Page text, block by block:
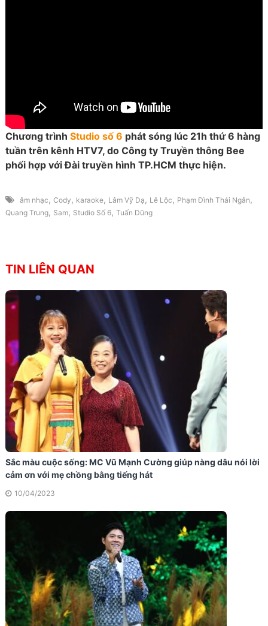
Chương trình Studio số 6 phát sóng lúc 21h thứ 6 hàng
tuần trên kênh HTV7, do Công ty Truyền thông Bee
phối hợp với Đài truyền hình TP.HCM thực hiện.
âm nhạc , Cody , karaoke, Lâm Vỹ Dạ , Lê Lộc , Phạm Đình Thái Ngân ,
Quang Trung, Sam, Studio Số 6, Tuấn Dũng
TIN LIÊN QUAN
Sắc màu cuộc sống: MC Vũ Mạnh Cường giúp nàng dâu nói lời
cảm ơn với mẹ chồng bằng tiếng hát
10/04/2023